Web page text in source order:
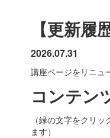
【更新履
2026.07.31
講座ページをリニュ
コンテン
（緑の文字をクリ
ます）